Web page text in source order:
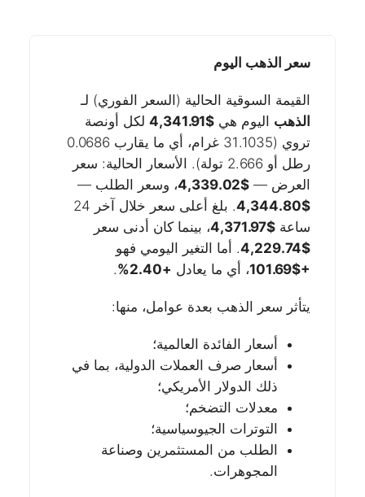
سعر الذهب اليوم
القيمة السوقية الحالية (السعر الفوري) لـ
الذهب اليوم هي $4,341.91
لكل أونصة
تروي (31.1035 غرام، أي ما يقارب 0.0686
رطل أو 2.666 تولة). الأسعار الحالية: سعر
العرض — $4,339.02
، وسعر الطلب —
$4,344.80
. بلغ أعلى سعر خلال آخر 24
ساعة $4,371.97
، بينما كان أدنى سعر
$4,229.74
. أما التغير اليومي فهو
+$101.69
، أي ما يعادل +2.40%
.
يتأثر سعر الذهب بعدة عوامل، منها:
أسعار الفائدة العالمية؛
أسعار صرف العملات الدولية، بما في
ذلك الدولار الأمريكي؛
معدلات التضخم؛
التوترات الجيوسياسية؛
الطلب من المستثمرين وصناعة
المجوهرات.